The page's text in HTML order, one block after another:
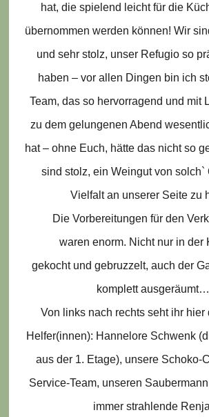
hat, die spielend leicht für die
übernommen werden können! Wir
und sehr stolz, unser Refugio so
haben – vor allen Dingen bin ich
Team, das so hervorragend und mit
zu dem gelungenen Abend
hat – ohne Euch, hätte das nicht so
sind stolz, ein Weingut von solch`
Vielfalt an unserer Seite zu
Die Vorbereitungen für den
waren enorm. Nicht nur in der
gekocht und gebruzzelt, auch der
komplett
Von links nach rechts seht ihr
Helfer(innen): Hannelore Schwenk
aus der 1. Etage), unsere Schoko-
Service-Team, unseren
immer strahlende